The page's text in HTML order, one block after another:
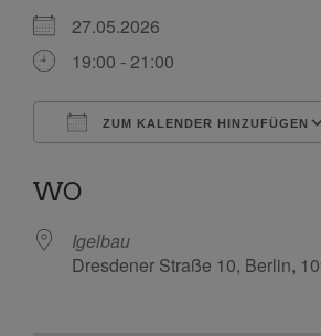
27.05.2026
19:00 - 21:00
ZUM KALENDER HINZUFÜGEN
WO
Igelbau
Dresdener Straße 10, Berlin,